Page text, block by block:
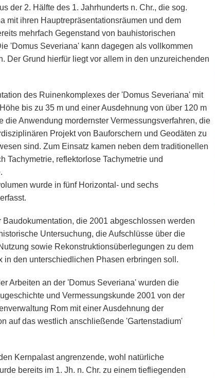
der 2. Hälfte des 1. Jahrhunderts n. Chr., die sog.
mit ihren Hauptrepräsentationsräumen und dem
mehrfach Gegenstand von bauhistorischen
'Domus Severiana' kann dagegen als vollkommen
Der Grund hierfür liegt vor allem in den unzureichenden
des Ruinenkomplexes der 'Domus Severiana' mit
bis zu 35 m und einer Ausdehnung von über 120 m
die Anwendung mordernster Vermessungsverfahren, die
Projekt von Bauforschern und Geodäten zu
sind. Zum Einsatz kamen neben dem traditionellen
Tachymetrie, reflektorlose Tachymetrie und
wurde in fünf Horizontal- und sechs
Baudokumentation, die 2001 abgeschlossen werden
Untersuchung, die Aufschlüsse über die
sowie Rekonstruktionsüberlegungen zu dem
in den unterschiedlichen Phasen erbringen soll.
Arbeiten an der 'Domus Severiana' wurden die
und Vermessungskunde 2001 von der
Rom mit einer Ausdehnung der
auf das westlich anschließende 'Gartenstadium'
Kernpalast angrenzende, wohl natürliche
bereits im 1. Jh. n. Chr. zu einem tiefliegenden